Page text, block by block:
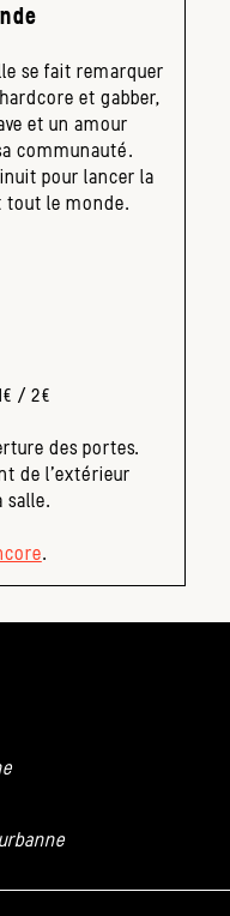
se fait remarquer
et gabber,
et un amour
communauté.
pour lancer la
tout le monde.
/ 2€
des portes.
de l’extérieur
salle.
.